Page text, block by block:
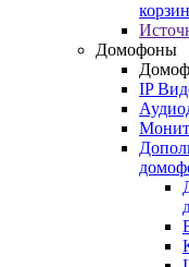
Домофоны
IP